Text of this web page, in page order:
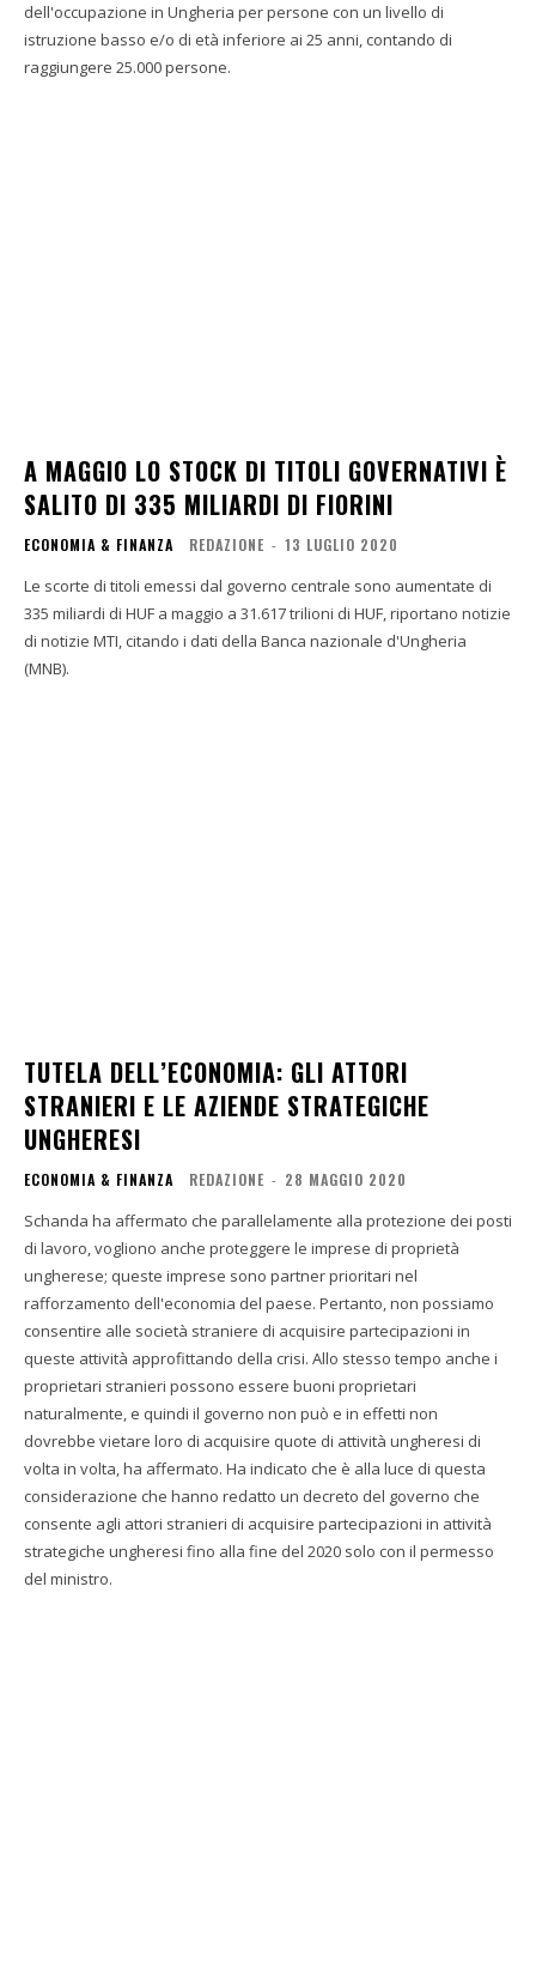
dell'occupazione in Ungheria per persone con un livello di
istruzione basso e/o di età inferiore ai 25 anni, contando di
raggiungere 25.000 persone.
A MAGGIO LO STOCK DI TITOLI GOVERNATIVI È
SALITO DI 335 MILIARDI DI FIORINI
ECONOMIA & FINANZA REDAZIONE - 13 LUGLIO 2020
Le scorte di titoli emessi dal governo centrale sono aumentate di
335 miliardi di HUF a maggio a 31.617 trilioni di HUF, riportano notizie
di notizie MTI, citando i dati della Banca nazionale d'Ungheria
(MNB).
TUTELA DELL’ECONOMIA: GLI ATTORI
STRANIERI E LE AZIENDE STRATEGICHE
UNGHERESI
ECONOMIA & FINANZA REDAZIONE - 28 MAGGIO 2020
Schanda ha affermato che parallelamente alla protezione dei posti
di lavoro, vogliono anche proteggere le imprese di proprietà
ungherese; queste imprese sono partner prioritari nel
rafforzamento dell'economia del paese. Pertanto, non possiamo
consentire alle società straniere di acquisire partecipazioni in
queste attività approfittando della crisi. Allo stesso tempo anche i
proprietari stranieri possono essere buoni proprietari
naturalmente, e quindi il governo non può e in effetti non
dovrebbe vietare loro di acquisire quote di attività ungheresi di
volta in volta, ha affermato. Ha indicato che è alla luce di questa
considerazione che hanno redatto un decreto del governo che
consente agli attori stranieri di acquisire partecipazioni in attività
strategiche ungheresi fino alla fine del 2020 solo con il permesso
del ministro.